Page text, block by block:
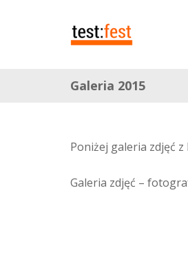
Galeria 2015
Poniżej galeria zdjęć
Galeria zdjęć –